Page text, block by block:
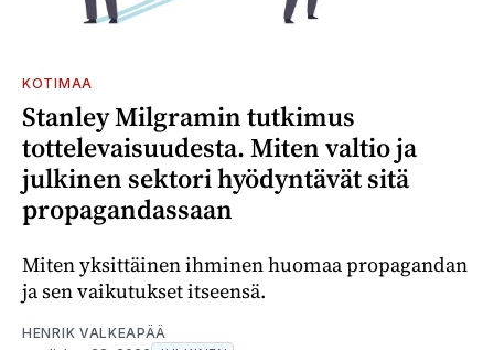
KOTIMAA
Stanley Milgramin tutkimus
tottelevaisuudesta. Miten valtio ja
julkinen sektori hyödyntävät sitä
propagandassaan
Miten yksittäinen ihminen huomaa propagandan
ja sen vaikutukset itseensä.
HENRIK VALKEAPÄÄ